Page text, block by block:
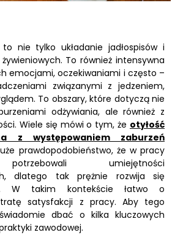
nie tylko układanie jadłospisów i
To również intensywna
emocjami, oczekiwaniami i często –
związanymi z jedzeniem,
To obszary, które dotyczą nie
odżywiania, ale również z
Wiele się mówi o tym, że otyłość
z występowaniem zaburzeń
prawdopodobieństwo, że w pracy
umiejętności
dlatego tak prężnie rozwija się
W takim kontekście łatwo o
satysfakcji z pracy. Aby tego
dbać o kilka kluczowych
zawodowej.